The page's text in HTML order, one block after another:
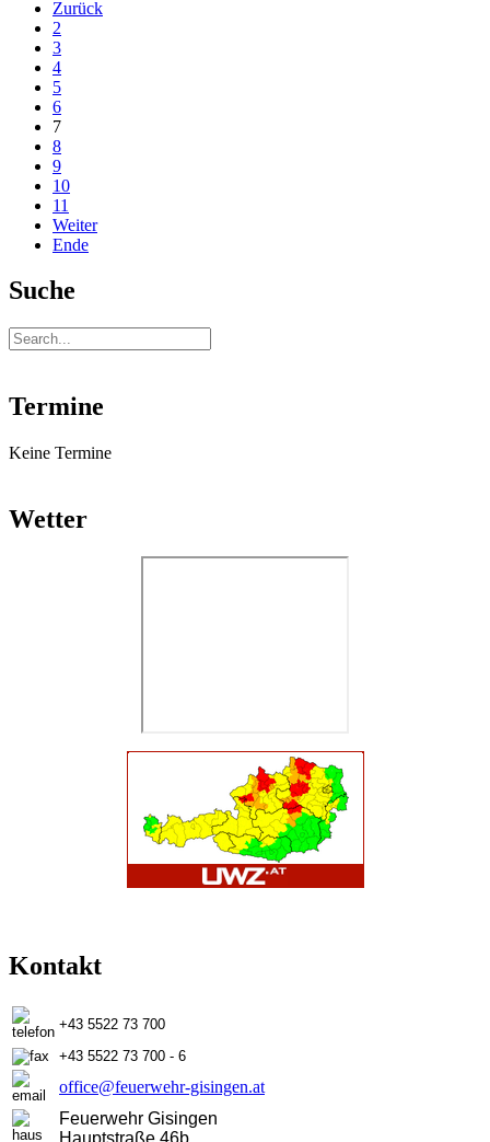
Zurück
2
3
4
5
6
7
8
9
10
11
Weiter
Ende
Suche
Termine
Keine Termine
Wetter
Kontakt
+43 5522 73 700
+43 5522 73 700 - 6
office@feuerwehr-gisingen.at
Feuerwehr Gisingen
Hauptstraße 46b